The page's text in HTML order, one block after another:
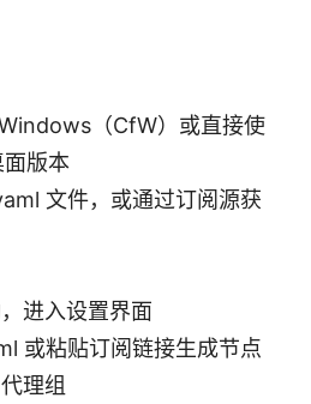
（CfW）或直接使
版本
文件，或通过订阅源获
进入设置界面
或粘贴订阅链接生成节点
理组